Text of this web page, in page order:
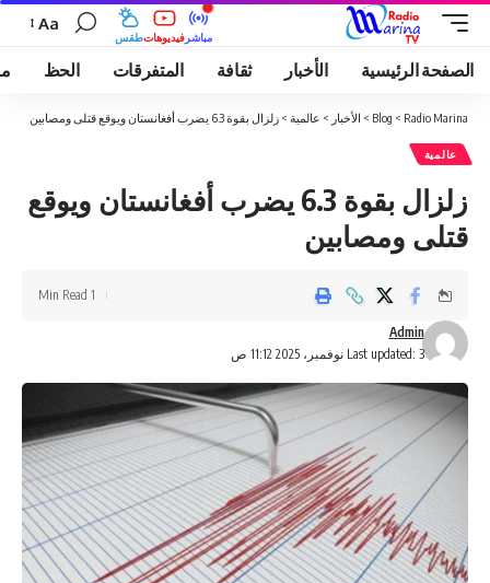
طقسفيديوهات مباشر
Aa
الصفحة الرئيسية الأخبار ثقافة المتفرقات الحظ
Radio Marina
>
Blog
> الأخبار > عالمية > زلزال بقوة 6.3 يضرب أفغانستان ويوقع قتلى ومصابين
عالمية
زلزال بقوة 6.3 يضرب أفغانستان ويوقع
قتلى ومصابين
Last updated: 3 نوفمبر، 2025 11:12 ص
Admin
1 Min Read